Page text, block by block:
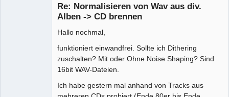
Re: Normalisieren von Wav aus div.
Alben -> CD brennen
Hallo nochmal,
funktioniert einwandfrei. Sollte ich Dithering
zuschalten? Mit oder Ohne Noise Shaping? Sind
16bit WAV-Dateien.
Ich habe gestern mal anhand von Tracks aus